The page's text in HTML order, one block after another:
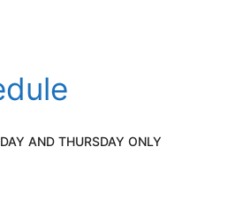
AND THURSDAY ONLY